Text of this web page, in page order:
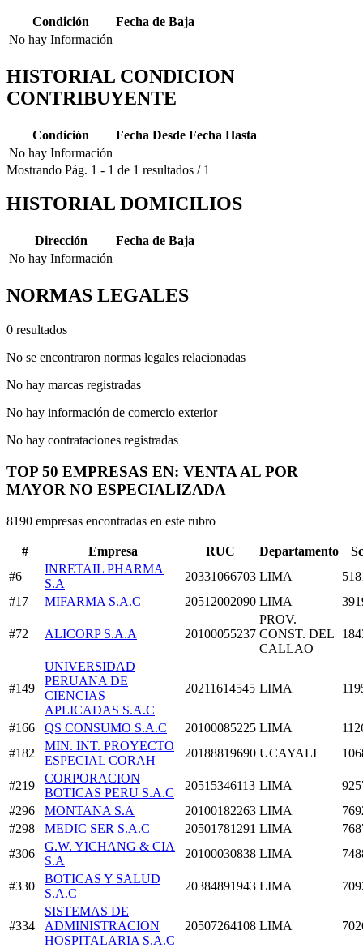
Condición
Fecha de Baja
No hay Información
HISTORIAL CONDICION
CONTRIBUYENTE
Condición Fecha Desde Fecha Hasta
No hay Información
Mostrando Pág. 1 - 1 de 1 resultados / 1
HISTORIAL DOMICILIOS
Dirección
Fecha de Baja
No hay Información
NORMAS LEGALES
0 resultados
No se encontraron normas legales relacionadas
No hay marcas registradas
No hay información de comercio exterior
No hay contrataciones registradas
TOP 50 EMPRESAS EN: VENTA AL POR
MAYOR NO ESPECIALIZADA
8190 empresas encontradas en este rubro
# Empresa RUC Departamento
#6
INRETAIL PHARMA
S.A
20331066703 LIMA
#17
MIFARMA S.A.C 20512002090 LIMA
#72 ALICORP S.A.A 20100055237
PROV.
CONST. DEL
CALLAO
#149
UNIVERSIDAD
PERUANA DE
CIENCIAS
APLICADAS S.A.C
20211614545 LIMA
#166 QS CONSUMO S.A.C 20100085225 LIMA
#182
MIN. INT. PROYECTO
ESPECIAL CORAH
20188819690 UCAYALI
#219
CORPORACION
BOTICAS PERU S.A.C
20515346113 LIMA
#296
MONTANA S.A 20100182263 LIMA
#298
MEDIC SER S.A.C 20501781291 LIMA
#306
G.W. YICHANG & CIA
S.A
20100030838 LIMA
#330
BOTICAS Y SALUD
S.A.C
20384891943 LIMA
#334
SISTEMAS DE
ADMINISTRACION
HOSPITALARIA S.A.C
20507264108 LIMA